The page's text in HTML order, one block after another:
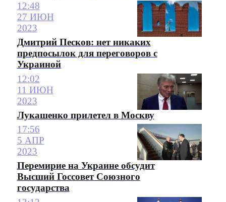
12:48
27 ИЮН
2023
Дмитрий Песков: нет никаких
предпосылок для переговоров с
Украиной
12:02
11 ИЮН
2023
Лукашенко прилетел в Москву
17:56
5 АПР
2023
Перемирие на Украине обсудит
Высший Госсовет Союзного
государства